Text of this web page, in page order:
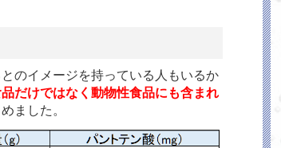
のイメージを持っている人もいるか
だけではなく動物性食品にも含まれ
ました。